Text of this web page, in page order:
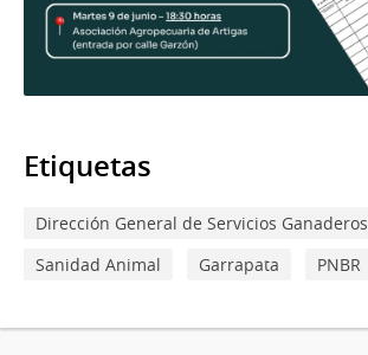
Etiquetas
Dirección General de Servicios Ganaderos
Sanidad Animal
Garrapata PNBR